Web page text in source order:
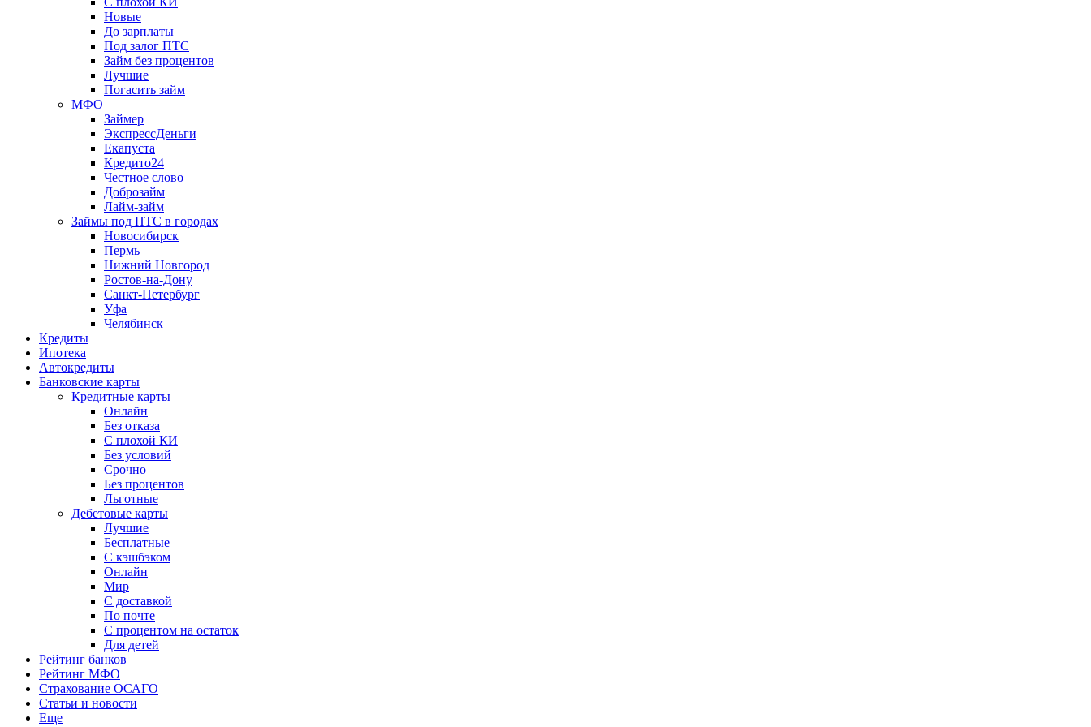
Новые
До зарплаты
Под залог ПТС
Займ без процентов
Лучшие
Погасить займ
МФО
Займер
ЭкспрессДеньги
Екапуста
Кредито24
Честное слово
Доброзайм
Лайм-займ
Займы под ПТС в городах
Новосибирск
Пермь
Нижний Новгород
Ростов-на-Дону
Санкт-Петербург
Уфа
Челябинск
Кредиты
Ипотека
Автокредиты
Банковские карты
Кредитные карты
Онлайн
Без отказа
С плохой КИ
Без условий
Срочно
Без процентов
Льготные
Дебетовые карты
Лучшие
Бесплатные
С кэшбэком
Онлайн
Мир
С доставкой
По почте
С процентом на остаток
Для детей
Рейтинг банков
Рейтинг МФО
Страхование ОСАГО
Статьи и новости
Еще